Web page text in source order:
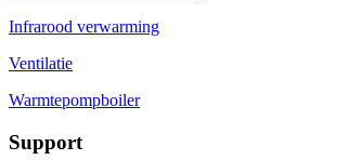
Infrarood verwarming
Ventilatie
Warmtepompboiler
Support